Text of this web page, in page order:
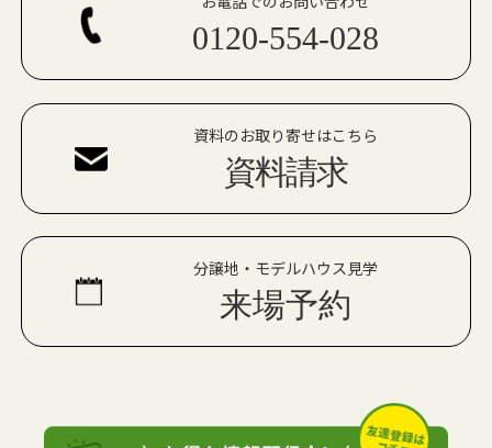
0120-554-028
資料のお取り寄せはこちら
資料請求
分譲地・モデルハウス見学
来場予約